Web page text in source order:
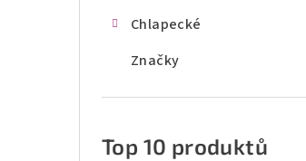
Chlapecké
Značky
Top 10 produktů